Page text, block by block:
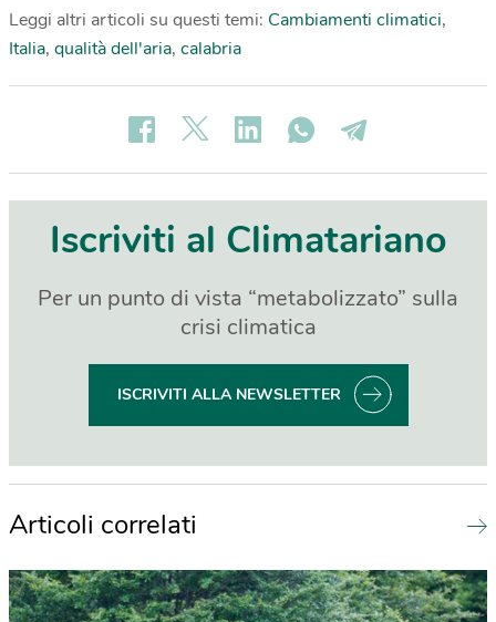
Leggi altri articoli su questi temi: Cambiamenti climatici,
Italia, qualità dell'aria, calabria
Iscriviti al Climatariano
Per un punto di vista “metabolizzato” sulla
crisi climatica
ISCRIVITI ALLA NEWSLETTER
Articoli correlati